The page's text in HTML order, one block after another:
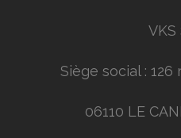
VKS
Siège social : 126
06110 LE